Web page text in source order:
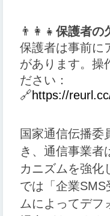
👨‍👩‍👧 保護者の
保護者は事前に
があります。操
ださい：
🔗https://
国家通信伝播委
き、通信事業者
カニズムを強化
では「企業
ムによってデフ